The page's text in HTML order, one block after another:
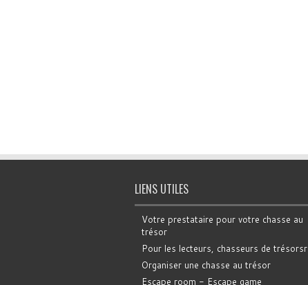
LIENS UTILES
Votre prestataire pour votre chasse au
trésor
Pour les lecteurs, chasseurs de trésorsr
Organiser une chasse au trésor
Escape room - Escape game